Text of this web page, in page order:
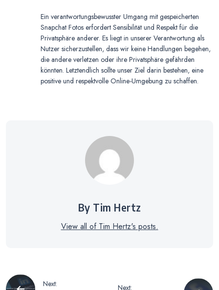
Ein verantwortungsbewusster Umgang mit gespeicherten
Snapchat Fotos erfordert Sensibilität und Respekt für die
Privatsphäre anderer. Es liegt in unserer Verantwortung als
Nutzer sicherzustellen, dass wir keine Handlungen begehen,
die andere verletzen oder ihre Privatsphäre gefährden
könnten. Letztendlich sollte unser Ziel darin bestehen, eine
positive und respektvolle Online-Umgebung zu schaffen.
By Tim Hertz
View all of Tim Hertz's posts.
Beitragsnavigation
Next:
Next: